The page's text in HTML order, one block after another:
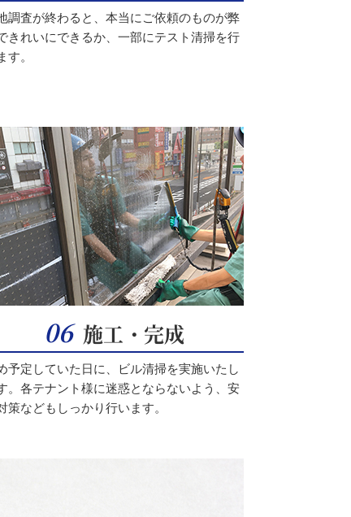
調査が終わると、本当にご依頼のものが弊
きれいにできるか、一部にテスト清掃を行
す。
06 施工・完成
予定していた日に、ビル清掃を実施いたし
。各テナント様に迷惑とならないよう、安
策などもしっかり行います。